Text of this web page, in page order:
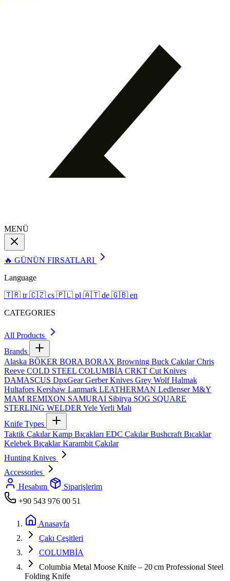
MENÜ
🔥 GÜNÜN FIRSATLARI
Language
🇹🇷 tr 🇨🇿 cs 🇵🇱 pl 🇦🇹 de 🇬🇧 en
CATEGORIES
All Products
Brands
Alaska BÖKER BORA BORAX Browning Buck ÇakılarChris
Reeve COLD STEEL COLUMBİA CRKT Cut Knives
DAMASCUS DpxGearGerber Knives Grey WolfHalmak
Hultafors Kershaw Lanmark LEATHERMAN LedlenserM&Y
MAM REMIXON SAMURAI Sibirya SOG SQUARE
STERLING WELDER YeleYerli Malı
Knife Types
Taktik ÇakılarKamp Bıçakları EDC ÇakılarBushcraft Bıçaklar
Kelebek BıçaklarKarambit Çakılar
Hunting Knives
Accessories
Hesabım
Siparişlerim
+90 543 976 00 51
Anasayfa
Çakı Çeşitleri
COLUMBİA
Columbia Metal Moose Knife – 20 cm Professional Steel
Folding Knife